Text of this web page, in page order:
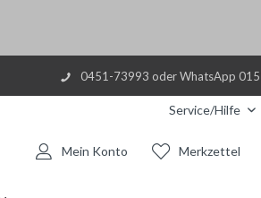
0451-73993 oder WhatsApp
Service/Hilfe
Merkzettel
Mein Konto